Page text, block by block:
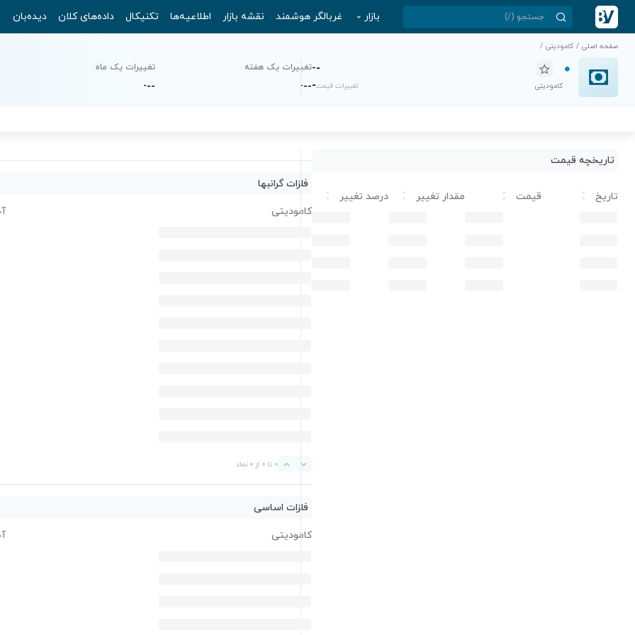
بازار غربالگر هوشمند نقشه بازار اطلاعیه‌ها تکنیکال داده‌های کلان دیده‌بان
صفحه اصلی / کامودیتی /
-
-
کامودیتی تغییرات قیمت-
تغییرات یک هفته
-
-
-
تغییرات یک ماه
-
-
-
تاریخچه قیمت
تاریخ قیمت مقدار تغییر درصد تغییر
فلزات گرانبها
کامودیتی
0 تا 0 از 0 نماد
فلزات اساسی
کامودیتی